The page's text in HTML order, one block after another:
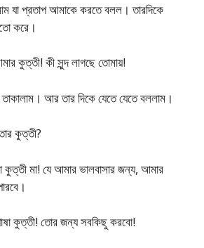
যা প্রতাপ আমাকে করতে বলল। তারদিকে
করে।
কুত্তী! কী সুন্দ লাগছে তোমায়!
আর তার দিকে যেতে যেতে বললাম।
কুত্তী?
কুত্তী মা! যে আমার ভালবাসার জন্য, আমার
কুত্তী! তোর জন্য সবকিছু করবো!